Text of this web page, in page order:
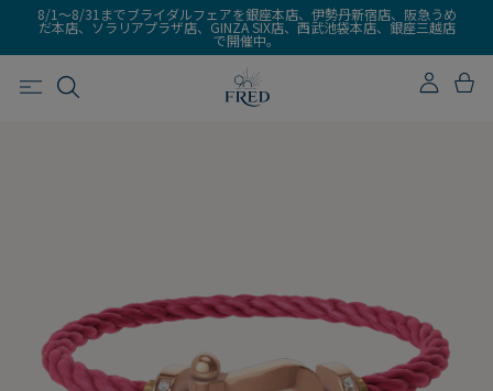
8/1～8/31までブライダルフェアを銀座本店、伊勢丹新宿店、阪急うめ
だ本店、ソラリアプラザ店、GINZA SIX店、西武池袋本店、銀座三越店
で開催中。